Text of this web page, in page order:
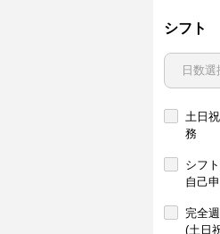
シフト
土日
務
シフ
自己
完全
(土日